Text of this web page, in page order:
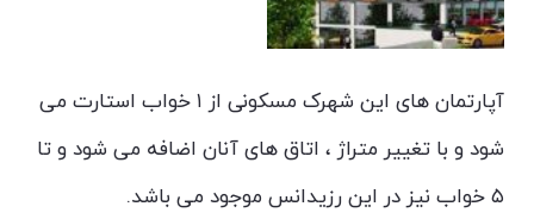
آپارتمان های این شهرک مسکونی از ۱ خواب استارت می
شود و با تغییر متراژ ، اتاق های آنان اضافه می شود و تا
۵ خواب نیز در این رزیدانس موجود می باشد.